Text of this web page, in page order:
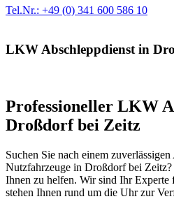
Tel.Nr.: +49 (0) 341 600 586 10
LKW Abschleppdienst in
Professioneller LKW
Droßdorf bei Zeitz
Suchen Sie nach einem
Nutzfahrzeuge in Droßdorf bei
Ihnen zu helfen. Wir sind Ihr Experte
stehen Ihnen rund um die Uhr zur